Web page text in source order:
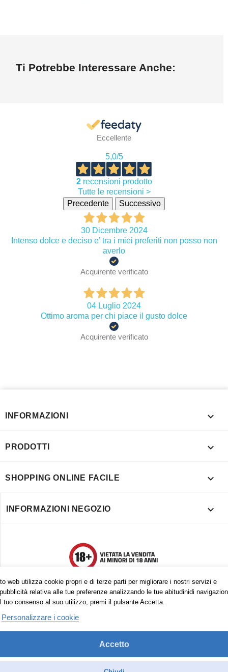
Ti Potrebbe Interessare Anche:
Eccellente
5,0/5
2recensioni prodotto
Tutte le recensioni >
Precedente
Successivo
30 Dicembre 2024
Intenso dolce e deciso e’ tra i miei preferiti non posso non
averlo
Acquirente verificato
04 Luglio 2024
Ottimo aroma per chi piace il gusto dolce
Acquirente verificato
web utilizza cookie propri e di terze parti per migliorare i nostri servizi e
relativa alle tue preferenze analizzando le tue abitudinidi
tuo consenso al suo utilizzo, premi il pulsante Accetta.
Personalizzare i cookie
Accetto
INFORMAZIONI 
PRODOTTI 
SHOPPING ONLINE FACILE 
INFORMAZIONI NEGOZIO 
Trovaci anche su: